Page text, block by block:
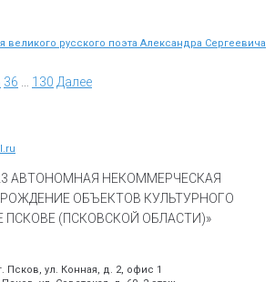
русского поэта Александра Сергеевича
36 130 Далее
АВТОНОМНАЯ НЕКОММЕРЧЕСКАЯ
ОБЪЕКТОВ КУЛЬТУРНОГО
ПСКОВЕ (ПСКОВСКОЙ ОБЛАСТИ)»
Псков, ул. Конная, д. 2, офис 1